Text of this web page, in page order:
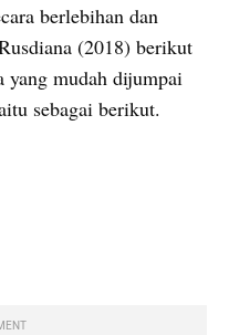
berlebihan dan
(2018) berikut
yang mudah dijumpai
sebagai berikut.